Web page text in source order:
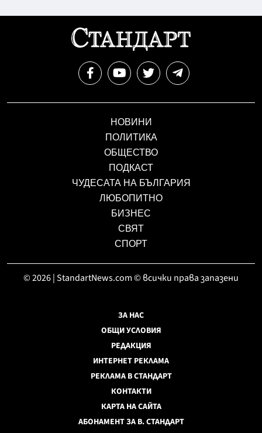
НОВИНИ
ПОЛИТИКА
ОБЩЕСТВО
ПОДКАСТ
ЧУДЕСАТА НА БЪЛГАРИЯ
ЛЮБОПИТНО
БИЗНЕС
СВЯТ
СПОРТ
© 2026 | StandartNews.com © всички права запазени
ЗА НАС
ОБЩИ УСЛОВИЯ
РЕДАКЦИЯ
ИНТЕРНЕТ РЕКЛАМА
РЕКЛАМА В СТАНДАРТ
КОНТАКТИ
КАРТА НА САЙТА
АБОНАМЕНТ ЗА В. СТАНДАРТ